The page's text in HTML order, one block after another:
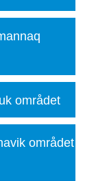
området
området